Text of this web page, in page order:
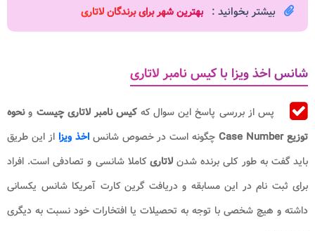
بیشتر بخوانید : بهترین شهر برای برندگان لاتاری
شانس اخذ ویزا با کیس نامبر لاتاری
پس از بررسی پاسخ این سوال کهکیس نامبر لاتاری چیست ونحوه
توزیع Case Numberچگونه است در خصوص شانساخذ ویزا از این طریق
باید گفت به طور کلی برنده شدنلاتاریکاملا شانسی و تصادفی است. افراد
برای ثبت نام در این مسابقه و دریافت گرین کارت آمریکا شانس یکسانی
داشته و هیچ شخصی با توجه به تحصیلات یا افتخارات خود نسبت به دیگری